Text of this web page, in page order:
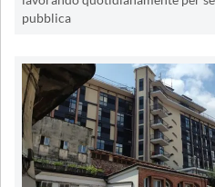
pubblica